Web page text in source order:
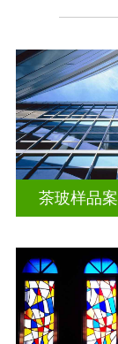
茶玻样品